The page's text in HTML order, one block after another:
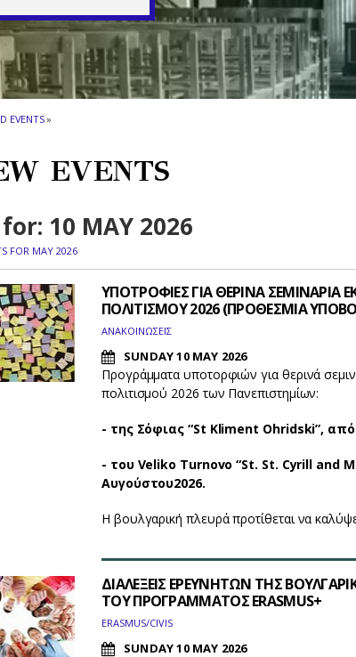
EVENTS»
EVENTS
10 MAY 2026
FOR MAY 2026
ΥΠΟΤΡΟΦΙΕΣ ΓΙΑ ΘΕΡΙΝΑ ΣΕΜΙΝΑΡΙΑ
ΠΟΛΙΤΙΣΜΟΥ 2026 (ΠΡΟΘΕΣΜΙΑ
ΑΝΑΚΟΙΝΩΣΕΙΣ
SUNDAY 10 MAY 2026
Προγράμματα υποτορφιών για θερινά
πολιτισμού 2026 των Πανεπιστημίων:
- της Σόφιας “St Kliment Ohridski”,
- του Veliko Turnovo “St. St. Cyrill and
Αυγούστου2026.
Η βουλγαρική πλευρά προτίθεται να
ΔΙΑΛΕΞΕΙΣ ΕΡΕΥΝΗΤΩΝ ΤΗΣ
ΤΟΥ ΠΡΟΓΡΑΜΜΑΤΟΣ ERASMUS+
ERASMUS/CIVIS
SUNDAY 10 MAY 2026